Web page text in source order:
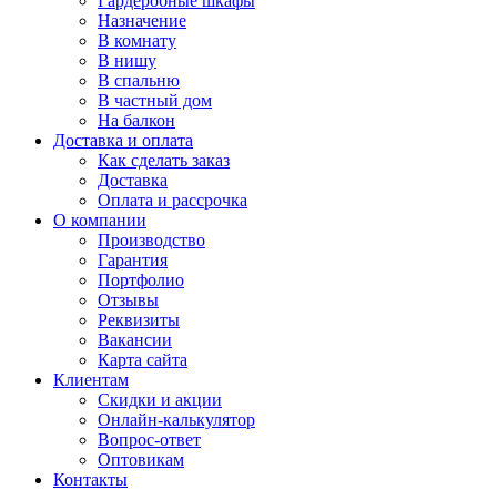
Назначение
В комнату
В нишу
В спальню
В частный дом
На балкон
Доставка и оплата
Как сделать заказ
Доставка
Оплата и рассрочка
О компании
Производство
Гарантия
Портфолио
Отзывы
Реквизиты
Вакансии
Карта сайта
Клиентам
Скидки и акции
Онлайн-калькулятор
Вопрос-ответ
Оптовикам
Контакты